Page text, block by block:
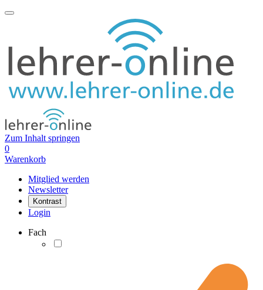
Zum Inhalt springen
0
Warenkorb
Mitglied werden
Newsletter
Kontrast
Login
Fach